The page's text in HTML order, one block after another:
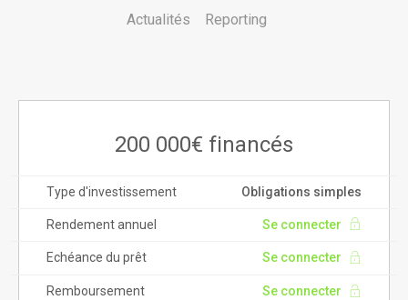
Actualités Reporting
200 000€ financés
Type d'investissement Obligations simples
Rendement annuel Se connecter
Echéance du prêt Se connecter
Remboursement Se connecter